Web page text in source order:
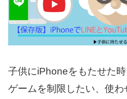
子供にiPhoneをもたせた
ゲームを制限したい、使